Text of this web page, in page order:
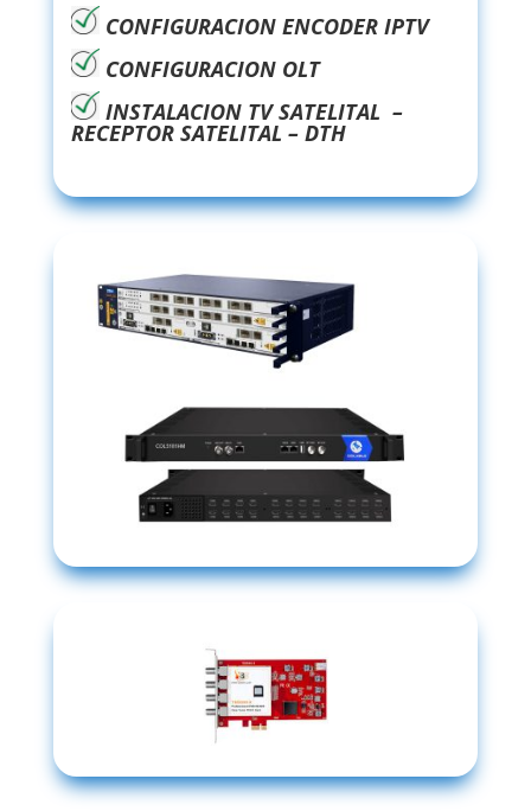
CONFIGURACION ENCODER IPTV
CONFIGURACION OLT
INSTALACION TV SATELITAL –
RECEPTOR SATELITAL – DTH